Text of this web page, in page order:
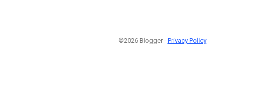
©2026 Blogger - Privacy Policy